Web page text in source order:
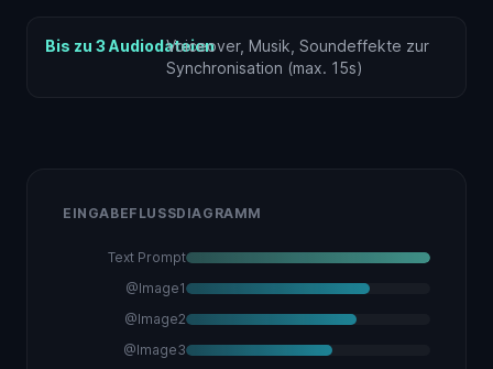
Bis zu 3 AudiodateienVoiceover, Musik, Soundeffekte zur
Synchronisation (max. 15s)
EINGABEFLUSSDIAGRAMM
Text Prompt
@Image1
@Image2
@Image3